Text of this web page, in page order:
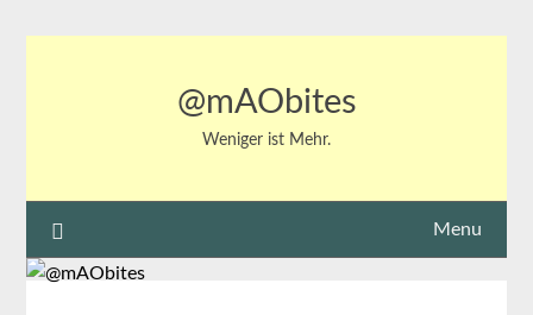
@mAObites
Weniger ist Mehr.
Menu